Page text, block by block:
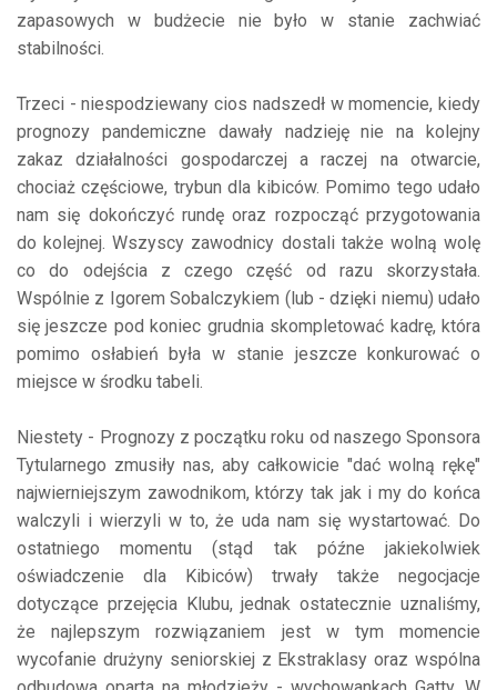
zapasowych w budżecie nie było w stanie zachwiać
stabilności.
Trzeci - niespodziewany cios nadszedł w momencie, kiedy
prognozy pandemiczne dawały nadzieję nie na kolejny
zakaz działalności gospodarczej a raczej na otwarcie,
chociaż częściowe, trybun dla kibiców. Pomimo tego udało
nam się dokończyć rundę oraz rozpocząć przygotowania
do kolejnej. Wszyscy zawodnicy dostali także wolną wolę
co do odejścia z czego część od razu skorzystała.
Wspólnie z Igorem Sobalczykiem (lub - dzięki niemu) udało
się jeszcze pod koniec grudnia skompletować kadrę, która
pomimo osłabień była w stanie jeszcze konkurować o
miejsce w środku tabeli.
Niestety - Prognozy z początku roku od naszego Sponsora
Tytularnego zmusiły nas, aby całkowicie "dać wolną rękę"
najwierniejszym zawodnikom, którzy tak jak i my do końca
walczyli i wierzyli w to, że uda nam się wystartować. Do
ostatniego momentu (stąd tak późne jakiekolwiek
oświadczenie dla Kibiców) trwały także negocjacje
dotyczące przejęcia Klubu, jednak ostatecznie uznaliśmy,
że najlepszym rozwiązaniem jest w tym momencie
wycofanie drużyny seniorskiej z Ekstraklasy oraz wspólna